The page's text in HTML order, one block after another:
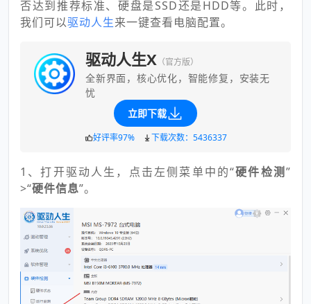
否达到推荐标准、硬盘是SSD还是HDD等。此时，
我们可以驱动人生来一键查看电脑配置。
驱动人生X （官方版）
全新界面，核心优化，智能修复，安装无
忧
立即下载
好评率97% 下载次数：5436337
1、打开驱动人生，点击左侧菜单中的“硬件检测”
>“硬件信息”。